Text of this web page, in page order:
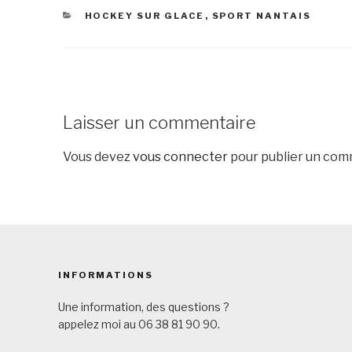
CATÉGORIES
HOCKEY SUR GLACE , SPORT NANTAIS
Laisser un commentaire
Vous devez vous connecter pour publier un
INFORMATIONS
Une information, des questions ?
appelez moi au 06 38 81 90 90.